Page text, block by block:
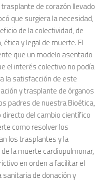
de corazón llevado
que surgiera la necesidad,
de la colectividad, de
y legal de muerte. El
que un modelo asentado
el interés colectivo no podía
la satisfacción de este
y trasplante de órganos
padres de nuestra Bioética,
directo del cambio científico
como resolver los
los trasplantes y la
la muerte cardiopulmonar,
en orden a facilitar el
de donación y